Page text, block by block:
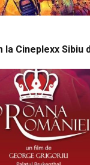
la Cineplexx Sibiu